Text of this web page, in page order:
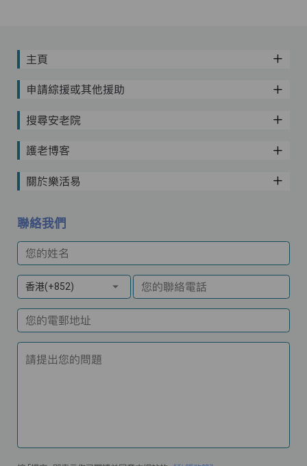
主頁
申請綜援或其他援助
搜尋安老院
護老博客
關於樂活易
聯絡我們
您的姓名
香港(+852) 您的聯絡電話
您的電郵地址
請提出您的問題